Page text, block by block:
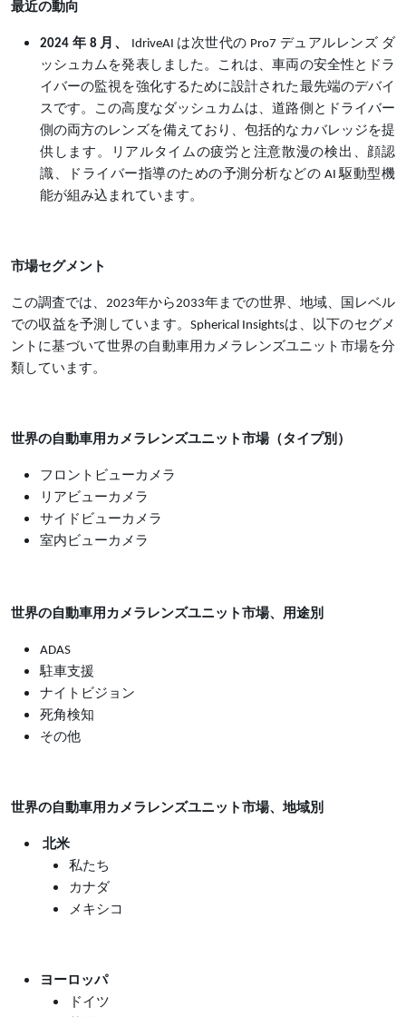
最近の動向
2024 年 8 月、 IdriveAI は次世代の Pro7 デュアルレンズ ダ
ッシュカムを発表しました。これは、車両の安全性とドラ
イバーの監視を強化するために設計された最先端のデバイ
スです。この高度なダッシュカムは、道路側とドライバー
側の両方のレンズを備えており、包括的なカバレッジを提
供します。リアルタイムの疲労と注意散漫の検出、顔認
識、ドライバー指導のための予測分析などの AI 駆動型機
能が組み込まれています。
市場セグメント
この調査では、2023年から2033年までの世界、地域、国レベル
での収益を予測しています。Spherical Insightsは、以下のセグメ
ントに基づいて世界の自動車用カメラレンズユニット市場を分
類しています。
世界の自動車用カメラレンズユニット市場（タイプ別）
フロントビューカメラ
リアビューカメラ
サイドビューカメラ
室内ビューカメラ
世界の自動車用カメラレンズユニット市場、用途別
ADAS
駐車支援
ナイトビジョン
死角検知
その他
世界の自動車用カメラレンズユニット市場、地域別
北米
私たち
カナダ
メキシコ
ヨーロッパ
ドイツ